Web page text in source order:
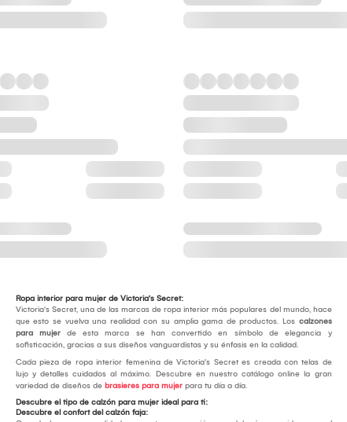
Ropa interior para mujer de Victoria's Secret:
Victoria's Secret, una de las marcas de ropa interior más populares del mundo, hace
que esto se vuelva una realidad con su amplia gama de productos. Los calzones
para mujer de esta marca se han convertido en símbolo de elegancia y
sofisticación, gracias a sus diseños vanguardistas y su énfasis en la calidad.
Cada pieza de ropa interior femenina de Victoria's Secret es creada con telas de
lujo y detalles cuidados al máximo. Descubre en nuestro catálogo online la gran
variedad de diseños de brasieres para mujerpara tu día a día.
Descubre el tipo de calzón para mujer ideal para ti:
Descubre el confort del calzón faja: